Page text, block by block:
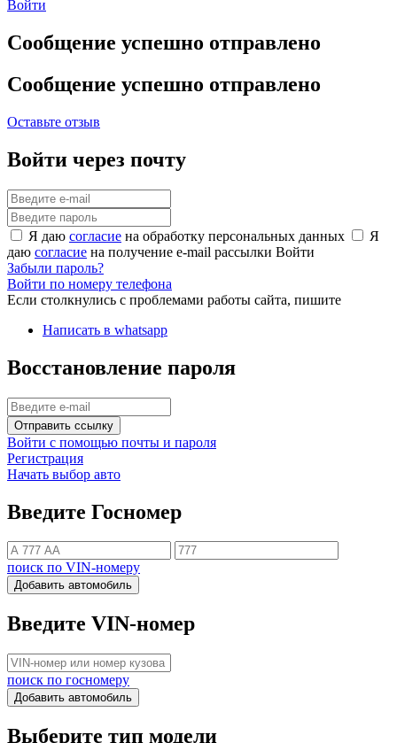
Войти
Сообщение успешно отправлено
Сообщение успешно отправлено
Оставьте отзыв
Войти через почту
Я даю согласие на обработку персональных данных
Я
даю согласие на получение e-mail рассылки Войти
Забыли пароль?
Войти по номеру телефона
Если столкнулись с проблемами работы сайта, пишите
Написать в whatsapp
Восстановление пароля
Отправить ссылку
Войти с помощью почты и пароля
Регистрация
Начать выбор авто
Введите Госномер
поиск по VIN-номеру
Добавить автомобиль
Введите VIN-номер
поиск по госномеру
Добавить автомобиль
Выберите тип модели